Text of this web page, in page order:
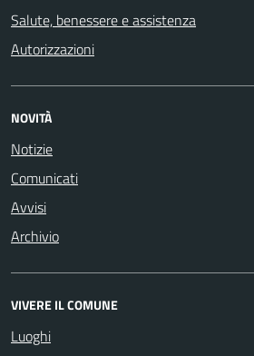
Salute, benessere e assistenza
Autorizzazioni
NOVITÀ
Notizie
Comunicati
Avvisi
Archivio
VIVERE IL COMUNE
Luoghi